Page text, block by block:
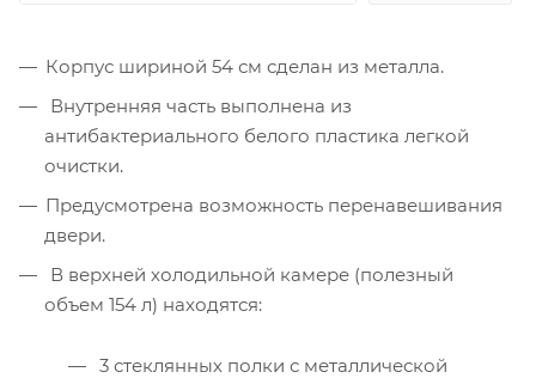
Корпус шириной 54 см сделан из металла.
Внутренняя часть выполнена из
антибактериального белого пластика легкой
очистки.
Предусмотрена возможность перенавешивания
двери.
В верхней холодильной камере (полезный
объем 154 л) находятся:
3 стеклянных полки с металлической